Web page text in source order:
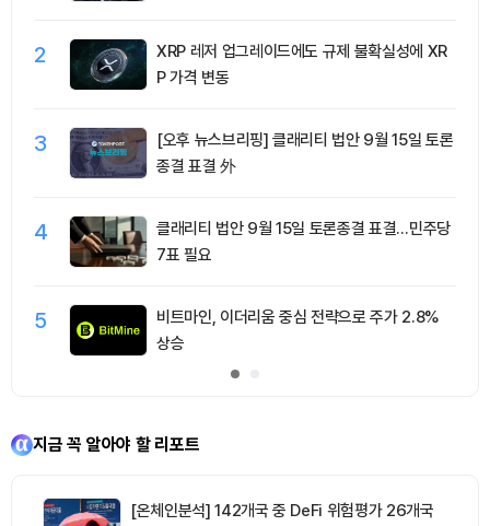
2
XRP 레저 업그레이드에도 규제 불확실성에 XR
P 가격 변동
3
[오후 뉴스브리핑] 클래리티 법안 9월 15일 토론
종결 표결 外
4
클래리티 법안 9월 15일 토론종결 표결…민주당
7표 필요
5
비트마인, 이더리움 중심 전략으로 주가 2.8%
상승
지금 꼭 알아야 할 리포트
[온체인분석] 142개국 중 DeFi 위험평가 26개국